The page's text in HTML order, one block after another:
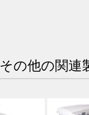
その他の関連